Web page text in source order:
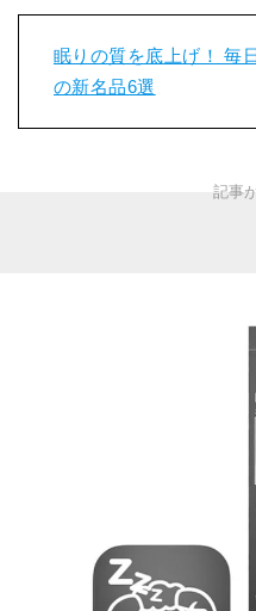
眠りの質を底上げ！ 毎
の新名品6選